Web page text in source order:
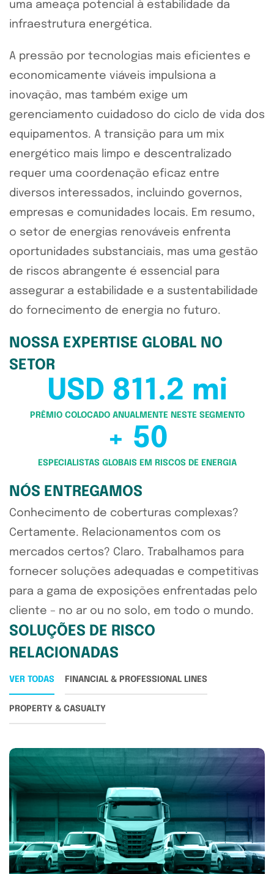
uma ameaça potencial à estabilidade da
infraestrutura energética.
A pressão por tecnologias mais eficientes e
economicamente viáveis impulsiona a
inovação, mas também exige um
gerenciamento cuidadoso do ciclo de vida dos
equipamentos. A transição para um mix
energético mais limpo e descentralizado
requer uma coordenação eficaz entre
diversos interessados, incluindo governos,
empresas e comunidades locais. Em resumo,
o setor de energias renováveis enfrenta
oportunidades substanciais, mas uma gestão
de riscos abrangente é essencial para
assegurar a estabilidade e a sustentabilidade
do fornecimento de energia no futuro.
NOSSA EXPERTISE GLOBAL NO
SETOR
USD 811.2 mi
PRÊMIO COLOCADO ANUALMENTE NESTE SEGMENTO
+ 50
ESPECIALISTAS GLOBAIS EM RISCOS DE ENERGIA
NÓS ENTREGAMOS
Conhecimento de coberturas complexas?
Certamente. Relacionamentos com os
mercados certos? Claro. Trabalhamos para
fornecer soluções adequadas e competitivas
para a gama de exposições enfrentadas pelo
cliente – no ar ou no solo, em todo o mundo.
SOLUÇÕES DE RISCO
RELACIONADAS
VER TODAS FINANCIAL & PROFESSIONAL LINES
PROPERTY & CASUALTY